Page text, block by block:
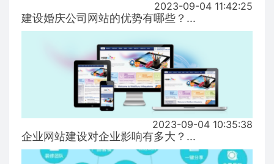
2023-09-04 11:42:25
建设婚庆公司网站的优势有哪些？...
2023-09-04 10:35:38
企业网站建设对企业影响有多大？...